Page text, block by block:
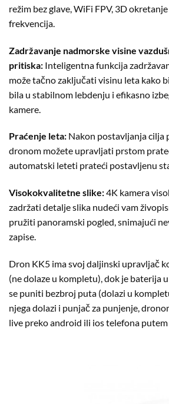
režim bez glave, WiFi FPV, 3D
frekvencija.
Zadržavanje nadmorske visine
pritiska: Inteligentna funkcija
može tačno zaključati visinu leta kako
bila u stabilnom lebdenju i efikasno
kamere.
Praćenje leta: Nakon postavljanja cilja
dronom možete upravljati prstom
automatski leteti prateći postavljenu
Visokokvalitetne slike:4K kamera
zadržati detalje slika nudeći vam
pružiti panoramski pogled, snimajući
zapise.
Dron KK5 ima svoj daljinski upravljač
(ne dolaze u kompletu), dok je baterija
se puniti bezbroj puta (dolazi u
njega dolazi i punjač za punjenje,
live preko android ili ios telefona